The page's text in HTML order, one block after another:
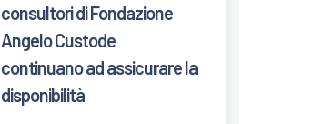
consultori di Fondazione
Angelo Custode
continuano ad assicurare la
disponibilità